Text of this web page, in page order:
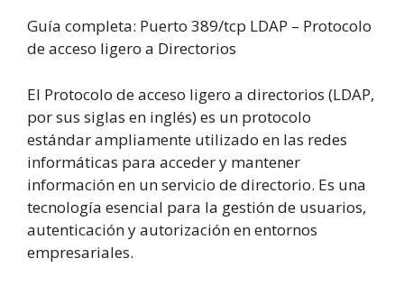
Guía completa: Puerto 389/tcp LDAP – Protocolo
de acceso ligero a Directorios
El Protocolo de acceso ligero a directorios (LDAP,
por sus siglas en inglés) es un protocolo
estándar ampliamente utilizado en las redes
informáticas para acceder y mantener
información en un servicio de directorio. Es una
tecnología esencial para la gestión de usuarios,
autenticación y autorización en entornos
empresariales.